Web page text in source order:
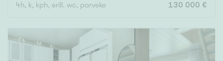
4h, k, kph, erill. wc, parveke 130 000 €